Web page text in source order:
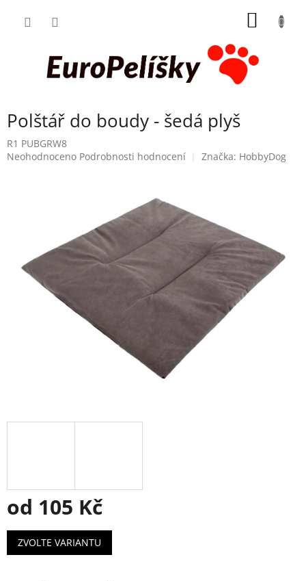
Polštář do boudy - šedá plyš
R1 PUBGRW8
Průměrné
hvězdiček.
Neohodnoceno Podrobnosti hodnocení Značka: HobbyDog
od 105 Kč
Měrná
cena:
ZVOLTE VARIANTU